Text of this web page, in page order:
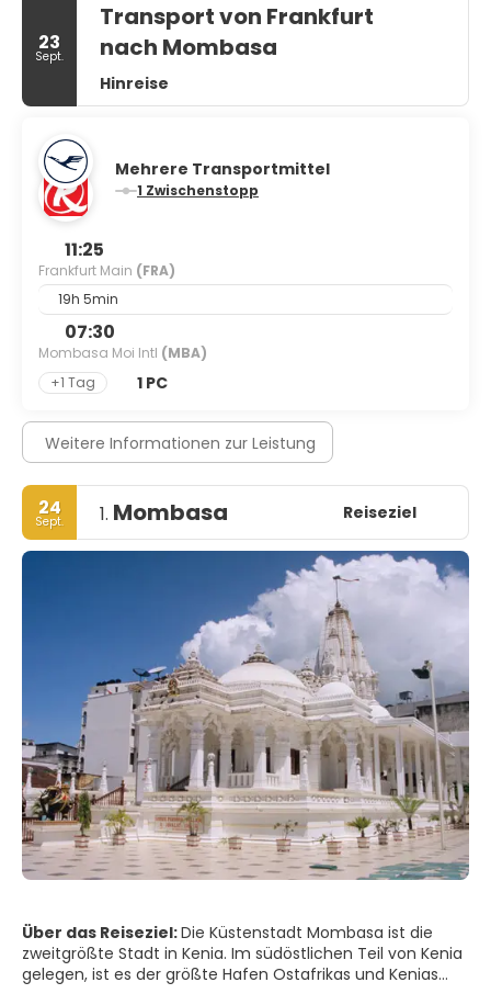
23
Sept.
Transport von Frankfurt
nach Mombasa
Hinreise
Mehrere Transportmittel
1 Zwischenstopp
11:25
Frankfurt Main (FRA)
19h 5min
07:30
Mombasa Moi Intl (MBA)
+1 Tag
1 PC
Weitere Informationen zur Leistung
24
Sept. 1. Mombasa Reiseziel
Über das Reiseziel:Die Küstenstadt Mombasa ist die
zweitgrößte Stadt in Kenia. Im südöstlichen Teil von Kenia
gelegen, ist es der größte Hafen Ostafrikas und Kenias